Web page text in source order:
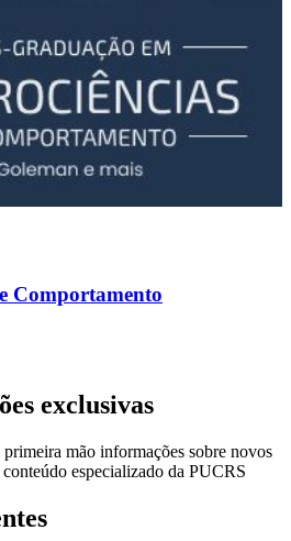
Comportamento
exclusivas
primeira mão informações sobre novos
especializado da PUCRS